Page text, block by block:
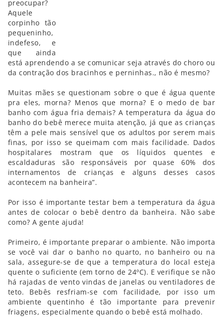
preocupar?
Aquele
corpinho tão
pequeninho,
indefeso, e
que ainda
está aprendendo a se comunicar seja através do choro ou
da contração dos bracinhos e perninhas., não é mesmo?
Muitas mães se questionam sobre o que é água quente
pra eles, morna? Menos que morna? E o medo de bar
banho com água fria demais? A temperatura da água do
banho do bebê merece muita atenção, já que as crianças
têm a pele mais sensível que os adultos por serem mais
finas, por isso se queimam com mais facilidade. Dados
hospitalares mostram que os líquidos quentes e
escaldaduras são responsáveis por quase 60% dos
internamentos de crianças e alguns desses casos
acontecem na banheira”.
Por isso é importante testar bem a temperatura da água
antes de colocar o bebê dentro da banheira. Não sabe
como? A gente ajuda!
Primeiro, é importante preparar o ambiente. Não importa
se você vai dar o banho no quarto, no banheiro ou na
sala, assegure-se de que a temperatura do local esteja
quente o suficiente (em torno de 24ºC). E verifique se não
há rajadas de vento vindas de janelas ou ventiladores de
teto. Bebês resfriam-se com facilidade, por isso um
ambiente quentinho é tão importante para prevenir
friagens, especialmente quando o bebê está molhado.